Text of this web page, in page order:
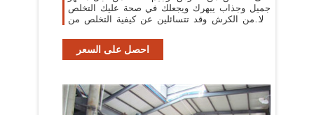
جميل وجذاب يبهرك ويجعلك في صحة عليك التخلص
أولا من الكرش وقد تتسائلين عن كيفية التخلص من
احصل على السعر